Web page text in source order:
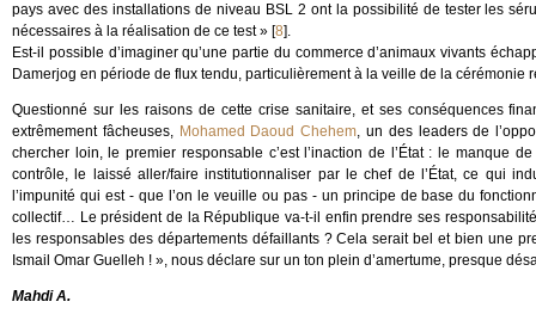
pays avec des installations de niveau BSL 2 ont la possibilité de tester les
nécessaires à la réalisation de ce test » [8].
Est-il possible d’imaginer qu’une partie du commerce d’animaux vivants
Damerjog en période de flux tendu, particulièrement à la veille de la cérémonie
Questionné sur les raisons de cette crise sanitaire, et ses conséquences
extrêmement fâcheuses, Mohamed Daoud Chehem, un des leaders de
chercher loin, le premier responsable c’est l’inaction de l’État : le manque
contrôle, le laissé aller/faire institutionnaliser par le chef de l’État, ce qui
l’impunité qui est - que l’on le veuille ou pas - un principe de base du
collectif… Le président de la République va-t-il enfin prendre ses
les responsables des départements défaillants ? Cela serait bel et bien une
Ismail Omar Guelleh ! », nous déclare sur un ton plein d’amertume, presque
Mahdi A.